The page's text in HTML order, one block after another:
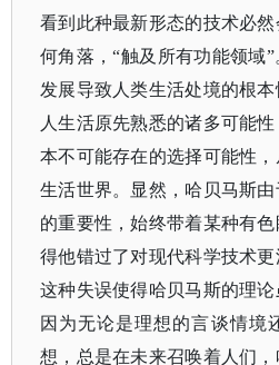
看到此种最新形态的技术必
何角落，“触及所有功能领域
发展导致人类生活处境的根
人生活原先熟悉的诸多可能
本不可能存在的选择可能性
生活世界。显然，哈贝马斯
的重要性，始终带着某种有
得他错过了对现代科学技术更
这种失误使得哈贝马斯的理论
因为无论是理想的言谈情境
想，总是在未来召唤着人们